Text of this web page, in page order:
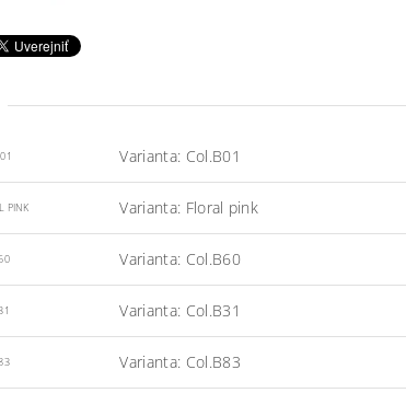
Varianta: Col.B01
PINK Varianta: Floral pink
Varianta: Col.B60
Varianta: Col.B31
Varianta: Col.B83